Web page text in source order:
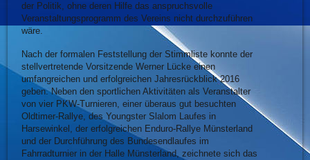
der Politik, ohne deren Hilfe das anspruchsvolle
Veranstaltungsprogramm des Vereins nicht durchzuführen
wäre.
Nach der formalen Feststellung der Stimmliste konnte der
stellvertretende Vorsitzende Werner Lücke einen
umfangreichen und erfolgreichen Jahresrückblick 2016
geben. Neben den sportlichen Aktivitäten als Veranstalter
von vier PKW-Turnieren, einer überaus gut besuchten
Oldtimer-Rallye, des Youngster Slalom Laufes in
Harsewinkel, der erfolgreichen Enduro-Rallye Münsterland
und der Durchführung des Bundesendlaufes im
Fahrradturnier in der Halle Münsterland, zeichnete sich das